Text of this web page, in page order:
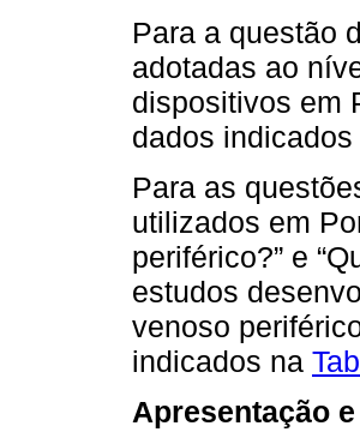
Para a questão
adotadas ao
dispositivos em
dados indicados
Para as
utilizados em
periférico?” e
estudos
venoso
indicados na
Apresentação